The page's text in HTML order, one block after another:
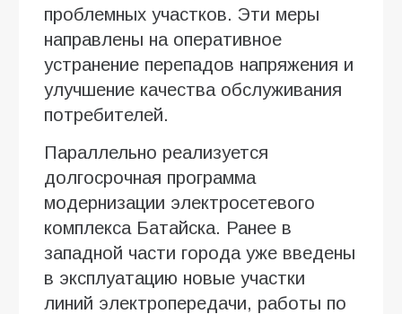
проблемных участков. Эти меры
направлены на оперативное
устранение перепадов напряжения и
улучшение качества обслуживания
потребителей.
Параллельно реализуется
долгосрочная программа
модернизации электросетевого
комплекса Батайска. Ранее в
западной части города уже введены
в эксплуатацию новые участки
линий электропередачи, работы по